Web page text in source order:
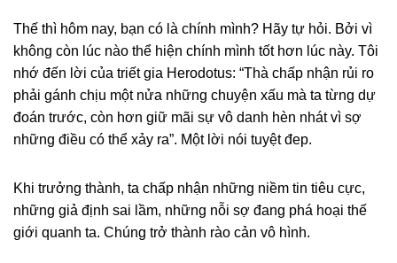
Thế thì hôm nay, bạn có là chính mình? Hãy tự hỏi. Bởi vì
không còn lúc nào thể hiện chính mình tốt hơn lúc này. Tôi
nhớ đến lời của triết gia Herodotus: “Thà chấp nhận rủi ro
phải gánh chịu một nửa những chuyện xấu mà ta từng dự
đoán trước, còn hơn giữ mãi sự vô danh hèn nhát vì sợ
những điều có thể xảy ra”. Một lời nói tuyệt đep.
Khi trưởng thành, ta chấp nhận những niềm tin tiêu cực,
những giả định sai lầm, những nỗi sợ đang phá hoại thế
giới quanh ta. Chúng trở thành rào cản vô hình.